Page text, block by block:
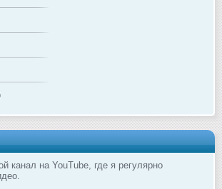
канал на YouTube, где я регулярно